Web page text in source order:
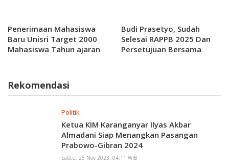
Penerimaan Mahasiswa
Baru Unisri Target 2000
Mahasiswa Tahun ajaran
Budi Prasetyo, Sudah
Selesai RAPPB 2025 Dan
Persetujuan Bersama
Rekomendasi
Politik
Ketua KIM Karanganyar Ilyas Akbar
Almadani Siap Menangkan Pasangan
Prabowo-Gibran 2024
Sabtu, 25 Nov 2023, 04:11 WIB